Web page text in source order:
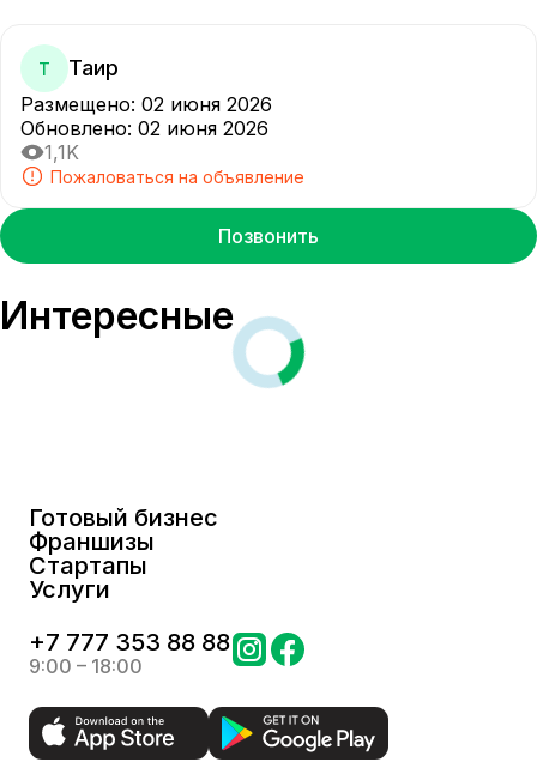
Т Таир
Размещено: 02 июня 2026
Обновлено: 02 июня 2026
1,1K
Пожаловаться на объявление
Позвонить
Интересные
Готовый бизнес
Франшизы
Стартапы
Услуги
+7 777 353 88 88
9:00 – 18:00